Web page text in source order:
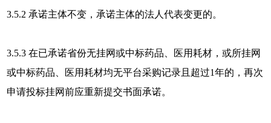
3.5.2 承诺主体不变，承诺主体的法人代表变更的。
3.5.3 在已承诺省份无挂网或中标药品、医用耗材，或所挂网
或中标药品、医用耗材均无平台采购记录且超过1年的，再次
申请投标挂网前应重新提交书面承诺。